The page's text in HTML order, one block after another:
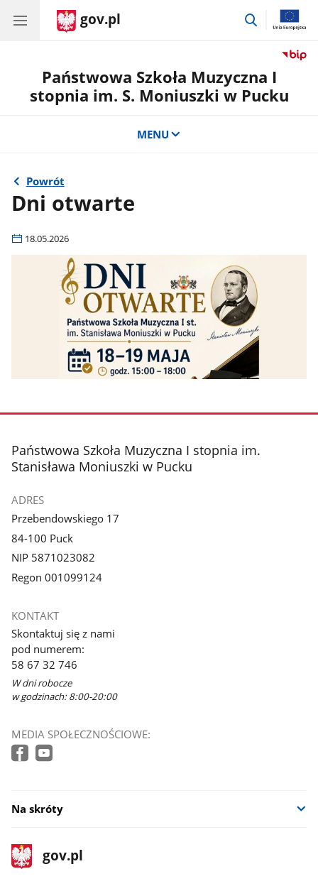
gov.pl
przejdź
Państwowa Szkoła Muzyczna I
stopnia im. S. Moniuszki w Pucku
MENU
Powrót
Dni otwarte
18.05.2026
stopka
Państwowa Szkoła Muzyczna I stopnia im.
Stanisława Moniuszki w Pucku
ADRES
Przebendowskiego 17
84-100 Puck
NIP 5871023082
Regon 001099124
KONTAKT
Skontaktuj się z nami
pod numerem:
58 67 32 746
W dni robocze
w godzinach: 8:00-20:00
MEDIA SPOŁECZNOŚCIOWE:
Na skróty
stopka
gov.pl
Strona
gov.pl